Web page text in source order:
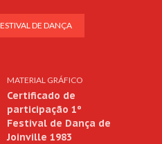
DE DANÇA
MATERIAL GRÁFICO
Certificado de
participação 1º
Festival de Dança de
Joinville 1983